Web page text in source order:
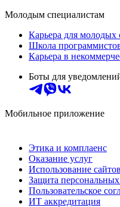
Молодым специалистам
Карьера для молодых
Школа
Карьера в
Боты для
Мобильное приложение
Этика и комплаенс
Оказание услуг
Использование сайтов
Защита
Пользовательское
ИТ аккредитация